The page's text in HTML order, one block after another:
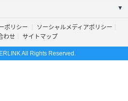
▼
ポリシー
ソーシャルメディアポリシー
わせ
サイトマップ
All Rights Reserved.